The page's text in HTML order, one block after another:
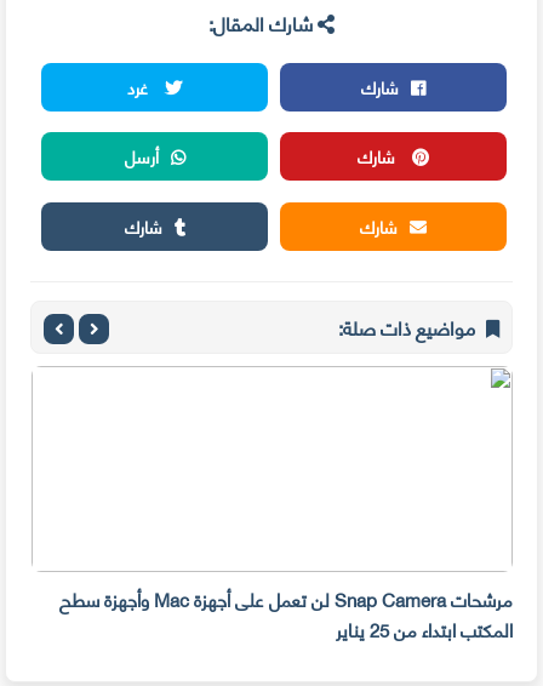
شارك المقال:
شارك
غرد
شارك
أرسل
شارك
شارك
مواضيع ذات صلة:
مرشحات Snap Camera لن تعمل على أجهزة Mac وأجهزة سطح
المكتب ابتداء من 25 يناير